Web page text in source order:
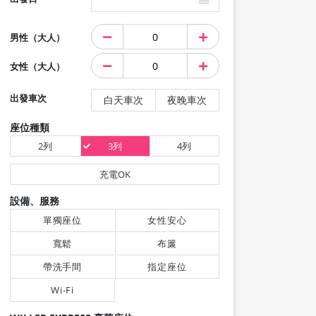
男性（大人）
女性（大人）
出發車次 白天車次 夜晚車次
座位種類
2列 3列 4列
充電OK
設備、服務
單獨座位
女性安心
寬鬆
布簾
帶洗手間
指定座位
Wi-Fi